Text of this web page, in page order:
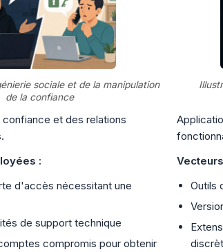
sociale et de la manipulation
de la confiance
confiance et des relations
:
d'accès nécessitant une
de support technique
compromis pour obtenir
Outils